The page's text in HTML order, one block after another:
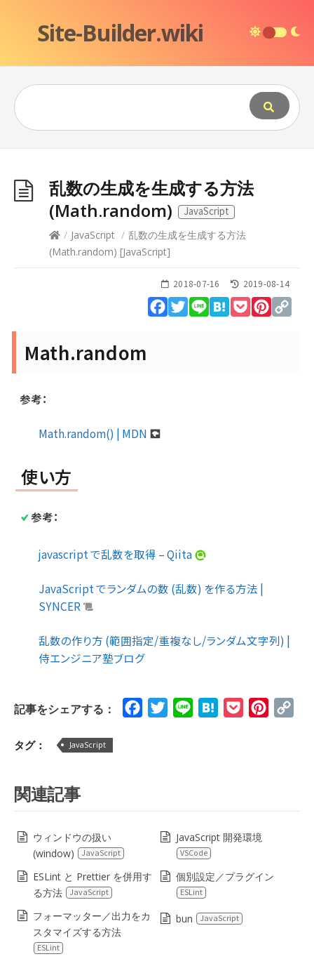
Site-Builder.wiki
乱数の生成を生成する方法
(Math.random)
JavaScript
/ JavaScript / 乱数の生成を生成する方法
(Math.random) [JavaScript]
2018-07-16 2019-08-14
Facebook
Twitter
Line HatenaPocket
Math.random
参考：
Math.random() | MDN
使い方
参考：
javascript で乱数を取得 – Qiita
JavaScript でランダムの数 (乱数) を作る方法 |
SYNCER
乱数の作り方 (範囲指定/重複なし/ランダム文字列) |
侍エンジニア塾ブログ
記事をシェアする： FacebookTwitterLine HatenaPocket
タグ： JavaScript
関連記事
ウィンドウの扱い
(window)
JavaScript
JavaScript 開発環境
VSCode
ESLint と Prettier を併用す
る方法
JavaScript
個別設定／プラグイン
ESLint
フォーマッター／出力をカ
スタマイズする方法
ESLint
bun JavaScript